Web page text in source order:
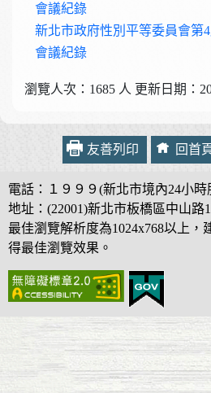
會議紀錄
新北市政府性別平等委員會第
會議紀錄
瀏覽人次：1685 人 更新日期：
友善列印 回首
電話：１９９９(新北市境內24小時
地址：(22001)新北市板橋區中山路
最佳瀏覽解析度為1024x768以上，
得最佳瀏覽效果。